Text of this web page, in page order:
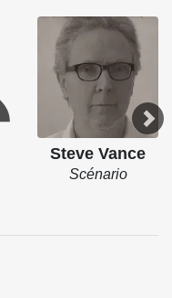
Steve Vance
Scénario